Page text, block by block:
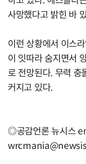
사망했다고 밝힌 바
이런 상황에서 이스
이 잇따라 숨지면서
로 전망된다. 무력 충
커지고 있다.
◎공감언론 뉴시스